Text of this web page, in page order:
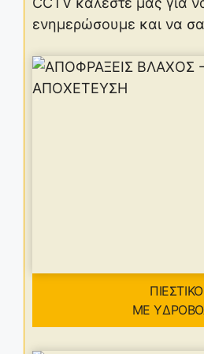
ενημερώσουμε και να
ΠΙΕΣΤΙΚΟ
ΜΕ